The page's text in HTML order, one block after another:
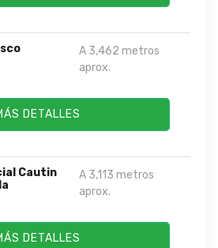
A 3,462 metros
aprox.
DETALLES
Cautin
A 3,113 metros
aprox.
DETALLES